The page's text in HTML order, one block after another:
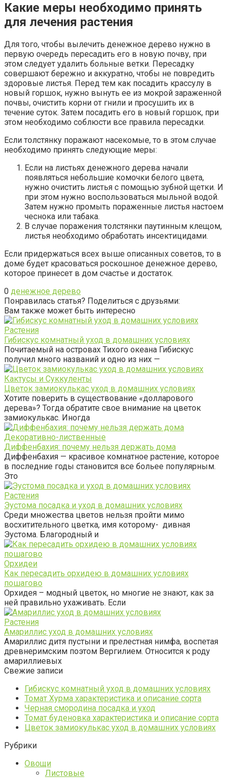
Какие меры необходимо принять
для лечения растения
Для того, чтобы вылечить денежное дерево нужно в
первую очередь пересадить его в новую почву, при
этом следует удалить больные ветки. Пересадку
совершают бережно и аккуратно, чтобы не повредить
здоровые листья. Перед тем как посадить крассулу в
новый горшок, нужно вынуть ее из мокрой зараженной
почвы, очистить корни от гнили и просушить их в
течение суток. Затем посадить его в новый горшок, при
этом необходимо соблюсти все правила пересадки.
Если толстянку поражают насекомые, то в этом случае
необходимо принять следующие меры:
Если на листьях денежного дерева начали
появляться небольшие комочки белого цвета,
нужно очистить листья с помощью зубной щетки. И
при этом нужно воспользоваться мыльной водой.
Затем нужно промыть пораженные листья настоем
чеснока или табака.
В случае поражения толстянки паутинным клещом,
листья необходимо обработать инсектицидами.
Если придержаться всех выше описанных советов, то в
доме будет красоваться роскошное денежное дерево,
которое принесет в дом счастье и достаток.
0 денежное дерево
Понравилась статья? Поделиться с друзьями:
Вам также может быть интересно
Растения
Гибискус комнатный уход в домашних условиях
Почитаемый на островах Тихого океана Гибискус
получил много названий и одно из них —
Кактусы и Суккуленты
Цветок замиокулькас уход в домашних условиях
Хотите поверить в существование «долларового
дерева»? Тогда обратите свое внимание на цветок
замиокулькас. Иногда
Декоративно-лиственные
Диффенбахия: почему нельзя держать дома
Диффенбахия — красивое комнатное растение, которое
в последние годы становится все больее популярным.
Это
Растения
Эустома посадка и уход в домашних условиях
Среди множества цветов нельзя пройти мимо
восхитительного цветка, имя которому- дивная
Эустома. Благородный и
Орхидеи
Как пересадить орхидею в домашних условиях
пошагово
Орхидея – модный цветок, но многие не знают, как за
ней правильно ухаживать. Если
Растения
Амариллис уход в домашних условиях
Амариллис дитя пустыни и прелестная нимфа, воспетая
древнеримским поэтом Вергилием. Относится к роду
амариллиевых
Свежие записи
Гибискус комнатный уход в домашних условиях
Томат Хурма характеристика и описание сорта
Черная смородина посадка и уход
Томат буденовка характеристика и описание сорта
Цветок замиокулькас уход в домашних условиях
Рубрики
Овощи
Листовые